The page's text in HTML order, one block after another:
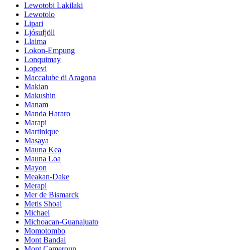
Lewotobi Lakilaki
Lewotolo
Lipari
Ljósufjöll
Llaima
Lokon-Empung
Lonquimay
Lopevi
Maccalube di Aragona
Makian
Makushin
Manam
Manda Hararo
Marapi
Martinique
Masaya
Mauna Kea
Mauna Loa
Mayon
Meakan-Dake
Merapi
Mer de Bismarck
Metis Shoal
Michael
Michoacan-Guanajuato
Momotombo
Mont Bandai